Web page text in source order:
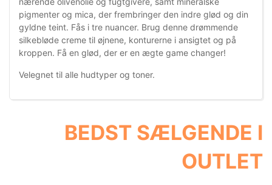
pigmenter og mica, der frembringer den indre glød og din
gyldne teint. Fås i tre nuancer. Brug denne drømmende
silkebløde creme til øjnene, konturerne i ansigtet og på
kroppen. Få en glød, der er en ægte game changer!
Velegnet til alle hudtyper og toner.
BEDST SÆLGENDE I
OUTLET